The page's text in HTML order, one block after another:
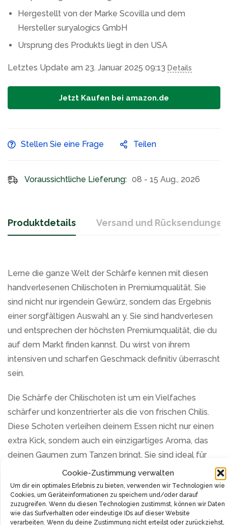
Cookie-Zustimmung verwalten
Um dir ein optimales Erlebnis zu bieten, verwenden wir Technologien wie
Cookies, um Geräteinformationen zu speichern und/oder darauf
zuzugreifen. Wenn du diesen Technologien zustimmst, können wir Daten
wie das Surfverhalten oder eindeutige IDs auf dieser Website
verarbeiten. Wenn du deine Zustimmung nicht erteilst oder zurückziehst,
Hergestellt von der Marke Scovilla und dem
Hersteller suryalogics GmbH
Ursprung des Produkts liegt in den USA
Letztes Update am 23. Januar 2025 09:13 Details
Jetzt Kaufen bei amazon.de
Stellen Sie eine Frage Teilen
Voraussichtliche Lieferung: 08 - 15 Aug., 2026
Produktdetails Versand und Rücksendungen
Lerne die ganze Welt der Schärfe kennen mit diesen
handverlesenen Chilischoten in Premiumqualität. Sie
sind nicht nur irgendein Gewürz, sondern das Ergebnis
einer sorgfältigen Auswahl an y. Sie sind handverlesen
und entsprechen der höchsten Premiumqualität, die du
auf dem Markt finden kannst. Du wirst von ihrem
intensiven und scharfen Geschmack definitiv überrascht
sein.
Die Schärfe der Chilischoten ist um ein Vielfaches
schärfer und konzentrierter als die von frischen Chilis.
Diese Schoten verleihen deinem Essen nicht nur einen
extra Kick, sondern auch ein einzigartiges Aroma, das
deinen Gaumen zum Tanzen bringt. Sie sind ideal für
alle Arten von Gerichten, von traditionellen bis hin zu
exotischen Rezepten. Ihre hitzige Schärfe ist auf jeden
Fall ein Erlebnis, das du nicht missen möchtest.
Nicht nur der Geschmack ist einzigartig, sondern auch